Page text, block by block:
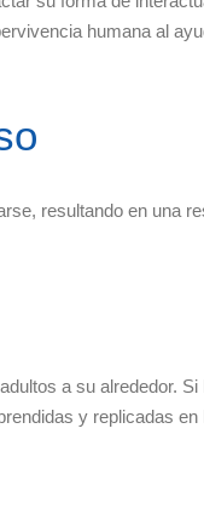
humana al
resultando en una
a su alrededor.
y replicadas